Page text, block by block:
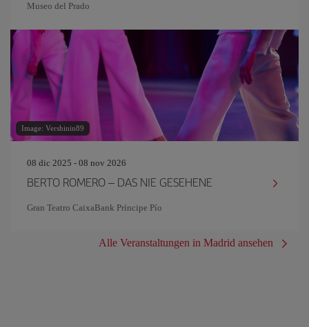
Museo del Prado
Image: Vershinin89
08 dic 2025 - 08 nov 2026
BERTO ROMERO – DAS NIE GESEHENE
Gran Teatro CaixaBank Príncipe Pío
Alle Veranstaltungen in Madrid ansehen